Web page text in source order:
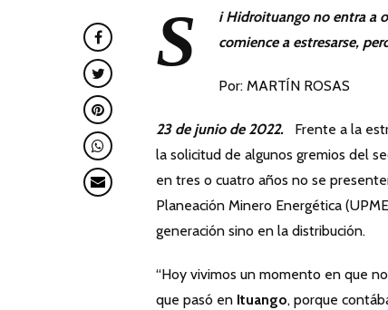
S
i Hidroituango no entra a
comience a estresarse,
Por: MARTÍN ROSAS
23 de junio de 2022. Frente a la
la solicitud de algunos gremios del
en tres o cuatro años no se
Planeación Minero Energética
generación sino en la distribución.
“Hoy vivimos un momento en que
que pasó en Ituango, porque